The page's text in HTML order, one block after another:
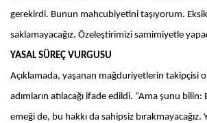
gerekirdi. Bunun mahcubiyetini taşıyorum.
saklamayacağız. Özeleştirimizi samimiyetle
YASAL SÜREÇ VURGUSU
Açıklamada, yaşanan mağduriyetlerin takipçisi
adımların atılacağı ifade edildi. “Ama şunu bilin:
emeği de, bu hakkı da sahipsiz bırakmayacağız.